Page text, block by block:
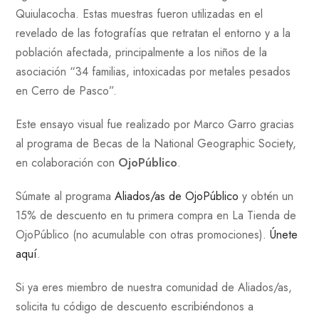
Quiulacocha. Estas muestras fueron utilizadas en el
revelado de las fotografías que retratan el entorno y a la
población afectada, principalmente a los niños de la
asociación “34 familias, intoxicadas por metales pesados
en Cerro de Pasco”.
Este ensayo visual fue realizado por Marco Garro gracias
al programa de Becas de la National Geographic Society,
en colaboración con OjoPúblico.
Súmate al programaAliados/as de OjoPúblico y obtén un
15% de descuento en tu primera compra en La Tienda de
OjoPúblico (no acumulable con otras promociones).Únete
aquí.
Si ya eres miembro de nuestra comunidad de Aliados/as,
solicita tu código de descuento escribiéndonos a